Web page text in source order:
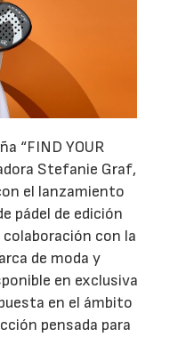
“FIND YOUR
Stefanie Graf,
el lanzamiento
pádel de edición
con la
de moda y
en exclusiva
en el ámbito
pensada para